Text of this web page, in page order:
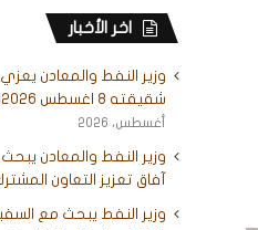
اخر الأخبار
وزير النفط والمعادن
شقيقته 8 اغسطس 2026| الاعلام النفطي والمعدني
أغسطس، 2026
وزير النفط والمعادن
آفاق تعزيز التعاون
وزير النفط يبحث مع